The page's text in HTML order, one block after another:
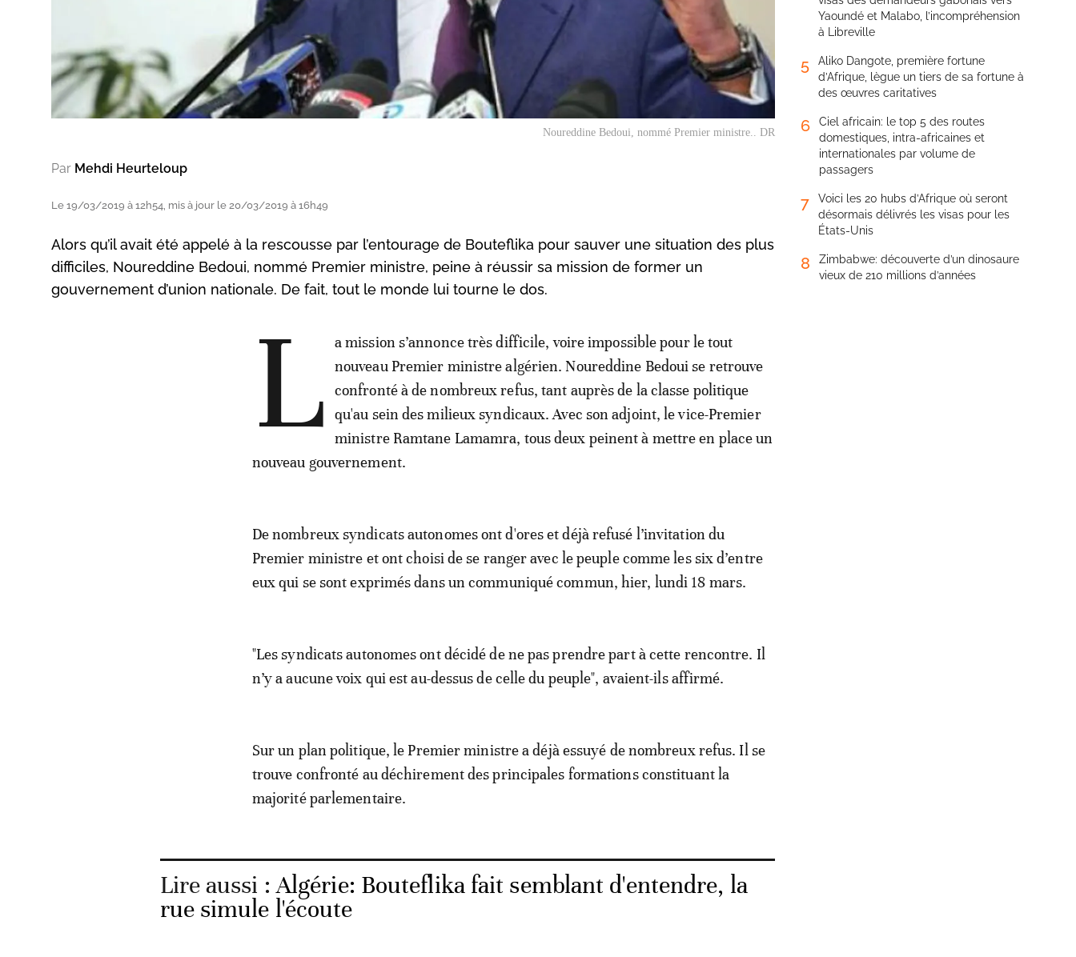
Noureddine Bedoui, nommé Premier ministre.. DR
Par Mehdi Heurteloup
Le 19/03/2019 à 12h54, mis à jour le 20/03/2019 à 16h49
Alors qu’il avait été appelé à la rescousse par l’entourage de Bouteflika pour sauver une situation des plus
difficiles, Noureddine Bedoui, nommé Premier ministre, peine à réussir sa mission de former un
gouvernement d’union nationale. De fait, tout le monde lui tourne le dos.
L
a mission s’annonce très difficile, voire impossible pour le tout
nouveau Premier ministre algérien. Noureddine Bedoui se retrouve
confronté à de nombreux refus, tant auprès de la classe politique
qu'au sein des milieux syndicaux. Avec son adjoint, le vice-Premier
ministre Ramtane Lamamra, tous deux peinent à mettre en place un
nouveau gouvernement.
De nombreux syndicats autonomes ont d'ores et déjà refusé l’invitation du
Premier ministre et ont choisi de se ranger avec le peuple comme les six d’entre
eux qui se sont exprimés dans un communiqué commun, hier, lundi 18 mars.
"Les syndicats autonomes ont décidé de ne pas prendre part à cette rencontre. Il
n’y a aucune voix qui est au-dessus de celle du peuple", avaient-ils affirmé.
Sur un plan politique, le Premier ministre a déjà essuyé de nombreux refus. Il se
trouve confronté au déchirement des principales formations constituant la
majorité parlementaire.
Lire aussi :Algérie: Bouteflika fait semblant d'entendre, la
rue simule l'écoute
Yaoundé et Malabo, l’incompréhension
à Libreville
5
Aliko Dangote, première fortune
d’Afrique, lègue un tiers de sa fortune à
des œuvres caritatives
6
Ciel africain: le top 5 des routes
domestiques, intra-africaines et
internationales par volume de
passagers
7
Voici les 20 hubs d’Afrique où seront
désormais délivrés les visas pour les
États-Unis
8
Zimbabwe: découverte d’un dinosaure
vieux de 210 millions d’années